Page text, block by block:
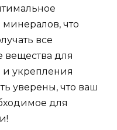
что
все
вещества для
укрепления
уверены, что ваш
для